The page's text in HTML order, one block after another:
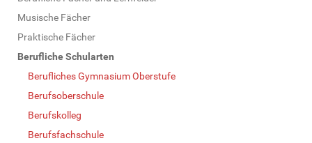
Musische Fächer
Praktische Fächer
Berufliche Schularten
Berufliches Gymnasium Oberstufe
Berufsoberschule
Berufskolleg
Berufsfachschule